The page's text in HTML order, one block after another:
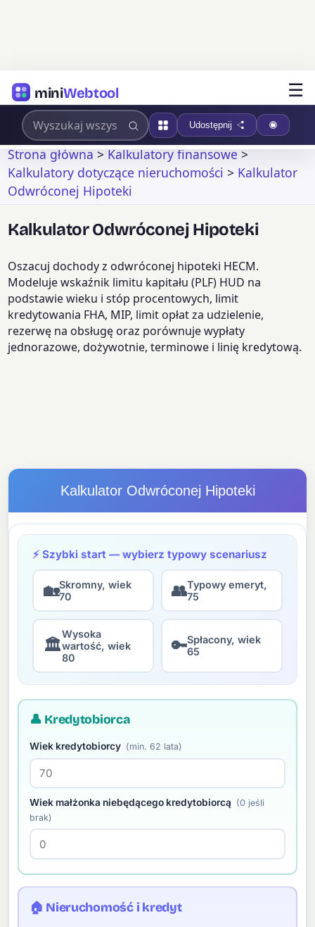
miniWebtool ☰
Udostępnij
Strona główna>Kalkulatory finansowe>
Kalkulatory dotyczące nieruchomości > Kalkulator
Odwróconej Hipoteki
Kalkulator Odwróconej Hipoteki
Oszacuj dochody z odwróconej hipoteki HECM.
Modeluje wskaźnik limitu kapitału (PLF) HUD na
podstawie wieku i stóp procentowych, limit
kredytowania FHA, MIP, limit opłat za udzielenie,
rezerwę na obsługę oraz porównuje wypłaty
jednorazowe, dożywotnie, terminowe i linię kredytową.
Kalkulator Odwróconej Hipoteki
⚡ Szybki start — wybierz typowy scenariusz
🏡Skromny, wiek
70
👥Typowy emeryt,
75
🏛
Wysoka
wartość, wiek
80
🔑Spłacony, wiek
65
👤 Kredytobiorca
Wiek kredytobiorcy (min. 62 lata)
Wiek małżonka niebędącego kredytobiorcą (0 jeśli
brak)
🏠 Nieruchomość i kredyt